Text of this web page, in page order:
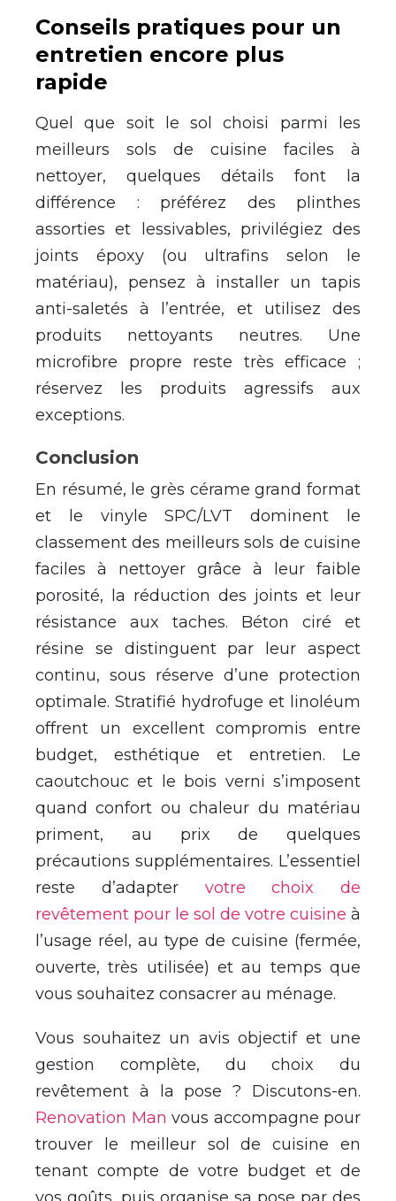
Conseils pratiques pour un
entretien encore plus
rapide
Quel que soit le sol choisi parmi les
meilleurs sols de cuisine faciles à
nettoyer, quelques détails font la
différence : préférez des plinthes
assorties et lessivables, privilégiez des
joints époxy (ou ultrafins selon le
matériau), pensez à installer un tapis
anti-saletés à l’entrée, et utilisez des
produits nettoyants neutres. Une
microfibre propre reste très efficace ;
réservez les produits agressifs aux
exceptions.
Conclusion
En résumé, le grès cérame grand format
et le vinyle SPC/LVT dominent le
classement des meilleurs sols de cuisine
faciles à nettoyer grâce à leur faible
porosité, la réduction des joints et leur
résistance aux taches. Béton ciré et
résine se distinguent par leur aspect
continu, sous réserve d’une protection
optimale. Stratifié hydrofuge et linoléum
offrent un excellent compromis entre
budget, esthétique et entretien. Le
caoutchouc et le bois verni s’imposent
quand confort ou chaleur du matériau
priment, au prix de quelques
précautions supplémentaires. L’essentiel
reste d’adapter votre choix de
revêtement pour le sol de votre cuisine à
l’usage réel, au type de cuisine (fermée,
ouverte, très utilisée) et au temps que
vous souhaitez consacrer au ménage.
Vous souhaitez un avis objectif et une
gestion complète, du choix du
revêtement à la pose ? Discutons-en.
Renovation Man vous accompagne pour
trouver le meilleur sol de cuisine en
tenant compte de votre budget et de